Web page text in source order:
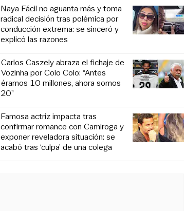
Naya Fácil no aguanta más y toma
radical decisión tras polémica por
conducción extrema: se sinceró y
explicó las razones
Carlos Caszely abraza el fichaje de
Vozinha por Colo Colo: “Antes
éramos 10 millones, ahora somos
20”
Famosa actriz impacta tras
confirmar romance con Camiroga y
exponer reveladora situación: se
acabó tras ‘culpa’ de una colega